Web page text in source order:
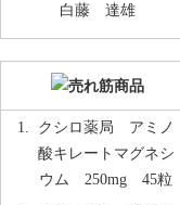
白藤 達雄
クシロ薬局 アミノ
酸キレートマグネシ
ウム 250mg 45粒